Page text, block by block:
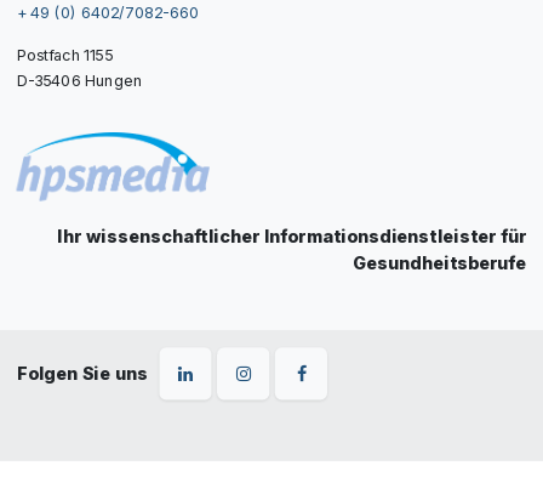
+ 49 (0) 6402/7082-660
Postfach 1155
D-35406 Hungen
Ihr wissenschaftlicher Informationsdienstleister für
Gesundheitsberufe
Folgen Sie uns